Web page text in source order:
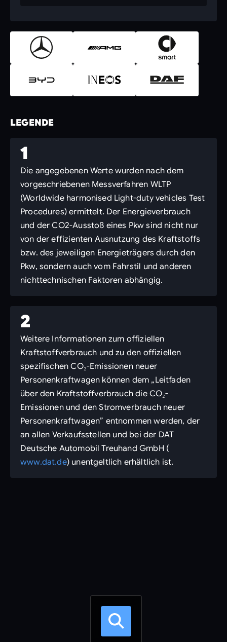
LEGENDE
1
Die angegebenen Werte wurden nach dem
vorgeschriebenen Messverfahren WLTP
(Worldwide harmonised Light-duty vehicles Test
Procedures) ermittelt. Der Energieverbrauch
und der CO2-Ausstoß eines Pkw sind nicht nur
von der effizienten Ausnutzung des Kraftstoffs
bzw. des jeweiligen Energieträgers durch den
Pkw, sondern auch vom Fahrstil und anderen
nichttechnischen Faktoren abhängig.
2
Weitere Informationen zum offiziellen
Kraftstoffverbrauch und zu den offiziellen
spezifischen CO₂-Emissionen neuer
Personenkraftwagen können dem „Leitfaden
über den Kraftstoffverbrauch die CO₂-
Emissionen und den Stromverbrauch neuer
Personenkraftwagen” entnommen werden, der
an allen Verkaufsstellen und bei der DAT
Deutsche Automobil Treuhand GmbH (
www.dat.de) unentgeltlich erhältlich ist.